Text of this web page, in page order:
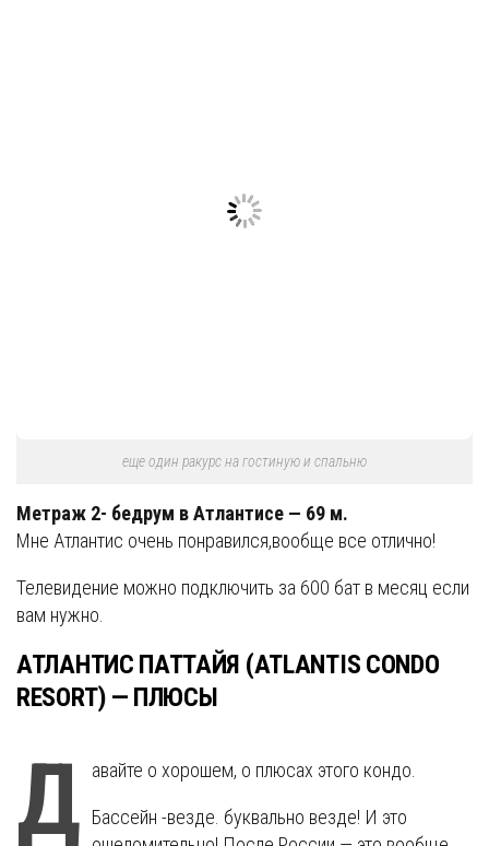
еще один ракурс на гостиную и спальню
Метраж 2- бедрум в Атлантисе — 69 м.
Мне Атлантис очень понравился,вообще все отлично!
Телевидение можно подключить за 600 бат в месяц если
вам нужно.
АТЛАНТИС ПАТТАЙЯ (ATLANTIS CONDO
RESORT) — ПЛЮСЫ
Д авайте о хорошем, о плюсах этого кондо.
Бассейн -везде. буквально везде! И это